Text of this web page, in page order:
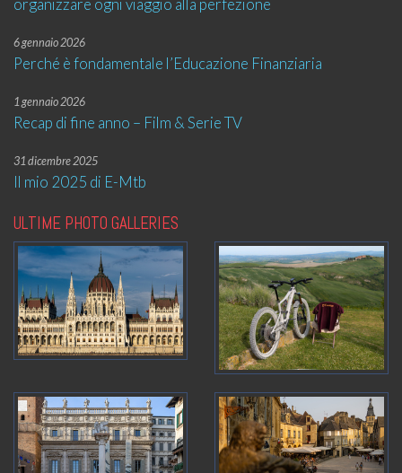
6 gennaio 2026
Perché è fondamentale l’Educazione Finanziaria
1 gennaio 2026
Recap di fine anno – Film & Serie TV
31 dicembre 2025
Il mio 2025 di E-Mtb
ULTIME PHOTO GALLERIES